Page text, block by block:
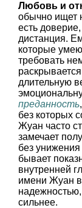
Любовь и
обычно ищет
есть
дистанция.
которые
требовать
длительную
преданность,
без которых
Жуан часто
замечает
без
бывает
внутренней
имени Жуан в
сильнее.